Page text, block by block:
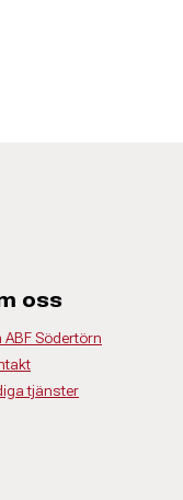
oss
ABF Södertörn
tjänster